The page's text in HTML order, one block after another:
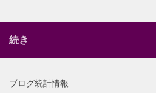
続き
ブログ統計情報